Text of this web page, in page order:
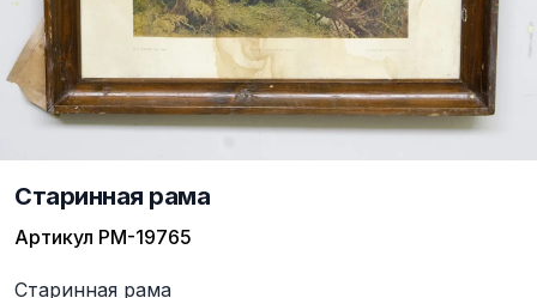
Старинная рама
Артикул РМ-19765
Описание
Старинная рама